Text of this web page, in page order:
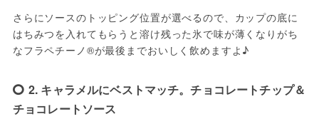
さらにソースのトッピング位置が選べるので、カップの底に
はちみつを入れてもらうと溶け残った氷で味が薄くなりがち
なフラペチーノ®が最後までおいしく飲めますよ♪
2. キャラメルにベストマッチ。チョコレートチップ＆
チョコレートソース